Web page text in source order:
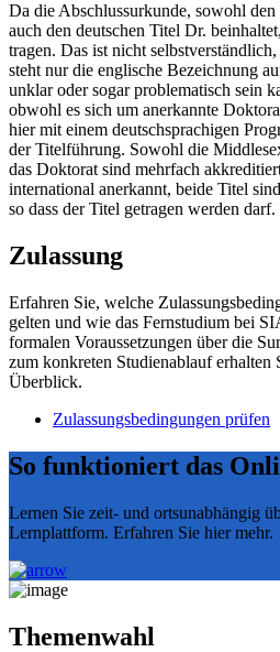
Da die Abschlussurkunde, sowohl
auch den deutschen Titel Dr.
tragen. Das ist nicht
steht nur die englische Bezeichnung
unklar oder sogar problematisch sein
obwohl es sich um anerkannte
hier mit einem deutschsprachigen
der Titelführung. Sowohl die
das Doktorat sind mehrfach
international anerkannt, beide Titel
so dass der Titel getragen werden darf.
Zulassung
Erfahren Sie, welche
gelten und wie das Fernstudium bei
formalen Voraussetzungen über die
zum konkreten Studienablauf erhalten
Überblick.
Zulassungsbedingungen prüfen
So funktioniert das
Lernen Sie zeit- und ortsunabhängig
Lernplattform. Erfahren Sie hier mehr.
Themenwahl